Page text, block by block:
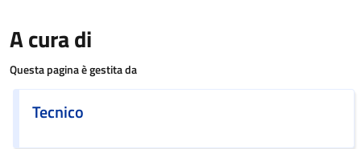
A cura di
Questa pagina è gestita da
Tecnico